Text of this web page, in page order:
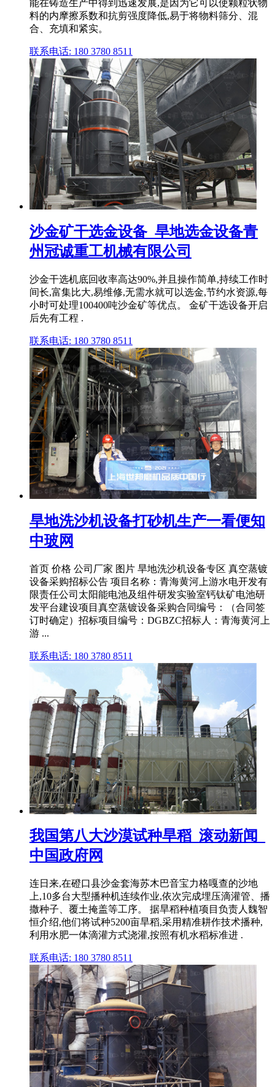
能在铸造生产中得到迅速发展,是因为它可以使颗粒状物
料的内摩擦系数和抗剪强度降低,易于将物料筛分、混
合、充填和紧实。
联系电话: 180 3780 8511
沙金矿干选金设备_旱地选金设备青
州冠诚重工机械有限公司
沙金干选机底回收率高达90%,并且操作简单,持续工作时
间长,富集比大,易维修,无需水就可以选金,节约水资源,每
小时可处理100400吨沙金矿等优点。 金矿干选设备开启
后先有工程 .
联系电话: 180 3780 8511
旱地洗沙机设备打砂机生产一看便知
中玻网
首页 价格 公司厂家 图片 旱地洗沙机设备专区 真空蒸镀
设备采购招标公告 项目名称：青海黄河上游水电开发有
限责任公司太阳能电池及组件研发实验室钙钛矿电池研
发平台建设项目真空蒸镀设备采购合同编号：（合同签
订时确定）招标项目编号：DGBZC招标人：青海黄河上
游 ...
联系电话: 180 3780 8511
我国第八大沙漠试种旱稻_滚动新闻_
中国政府网
连日来,在磴口县沙金套海苏木巴音宝力格嘎查的沙地
上,10多台大型播种机连续作业,依次完成埋压滴灌管、播
撒种子、覆土掩盖等工序。 据旱稻种植项目负责人魏智
恒介绍,他们将试种5200亩旱稻,采用精准耕作技术播种,
利用水肥一体滴灌方式浇灌,按照有机水稻标准进 .
联系电话: 180 3780 8511